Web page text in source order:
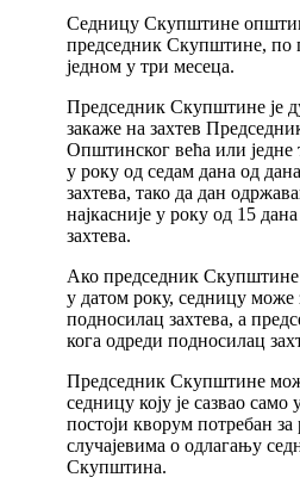
Седницу Скупштине
председник Скупштине, по
једном у три месеца.
Председник Скупштине је
закаже на захтев
Општинског већа или једне
у року од седам дана од
захтева, тако да дан
најкасније у року од 15
захтева.
Ако председник Скупштине
у датом року, седницу може
подносилац захтева, а
кога одреди подносилац
Председник Скупштине
седницу коју је сазвао само
постоји кворум потребан
случајевима о одлагању
Скупштина.